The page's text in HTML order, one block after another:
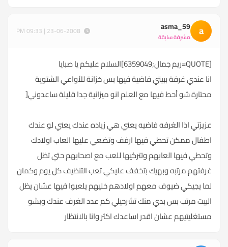
a
asma_59
مشرفة سابقة
[QUOTE=ريم جمال;6359049]السلام عليكم يا صبايا
انا عندي غرفة ببيتي فاضية فيها بس خزانة للأواعي الشتوية
محتارة شو أحط فيها مع العلم انو ميزانية جدا قليلة ساعدوني[
عزيزتي اذا الغرفه فاضيه يعني هي زياده عندك يعني لو عندك
اطفال ممكن تحطي فيها ارفف وتضعي عليها العاب اولادك
وتحطي فيها العابهم وتتركيها للعب مع اصحابهم حتي تظل
غرفتهم مرتبه وبهيك بتخفف عليكي تعب التنظيف كل يوم وكمان
لما يجيكي ضيوف معهم اولادهم خليهم يلعبوا فيها عشان يظل
البيت مرتب بس بدي منك تشرحيلي كم عدد الغرف عندك وبشو
مستغليتيهم عشان اقدر اساعدك اكثر وانا بالانتظار